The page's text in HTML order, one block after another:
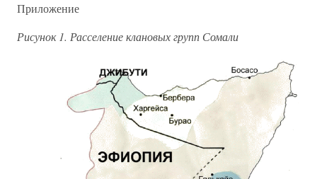
Приложение
Рисунок 1. Расселение клановых групп Сомали